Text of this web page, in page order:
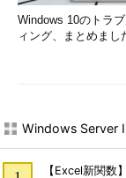
Windows 10のトラ
ィング、まとめまし
Windows Server
【Excel新関